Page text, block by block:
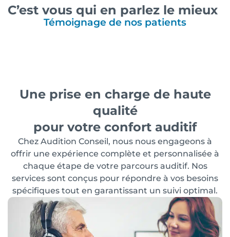
C’est vous qui en parlez le mieux
Témoignage de nos patients
Une prise en charge de haute
qualité
pour votre confort auditif
Chez Audition Conseil, nous nous engageons à
offrir une expérience complète et personnalisée à
chaque étape de votre parcours auditif. Nos
services sont conçus pour répondre à vos besoins
spécifiques tout en garantissant un suivi optimal.